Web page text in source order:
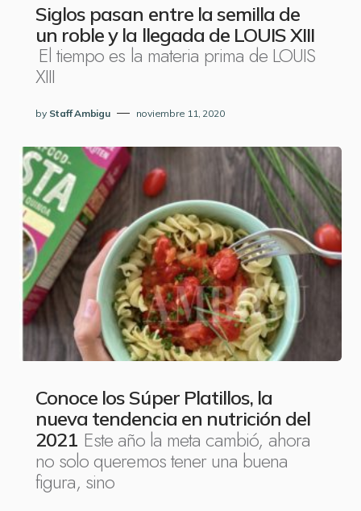
Siglos pasan entre la semilla de
un roble y la llegada de LOUIS XIII
El tiempo es la materia prima de LOUIS
XIII
by Staff Ambigu noviembre 11, 2020
Conoce los Súper Platillos, la
nueva tendencia en nutrición del
2021 Este año la meta cambió, ahora
no solo queremos tener una buena
figura, sino